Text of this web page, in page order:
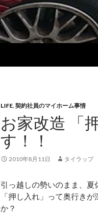
LIFE, 契約社員のマイホーム事情
お家改造 「
す！！
2010年8月11日 タイラップ
引っ越しの勢いのまま、夏
「押し入れ」って奥行き
か？